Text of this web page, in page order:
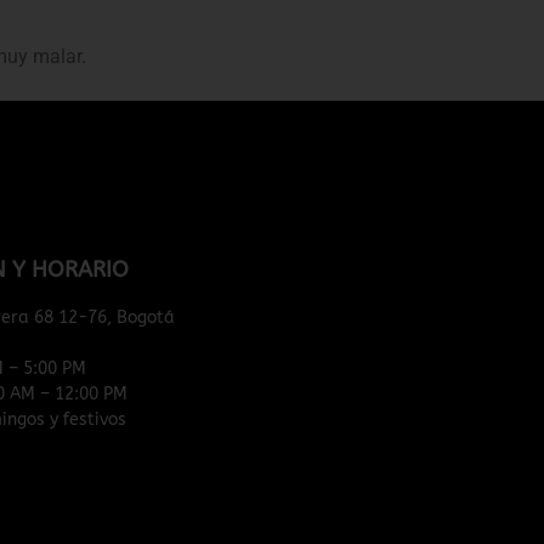
malar.
Y HORARIO
68 12-76, Bogotá
– 5:00 PM
AM – 12:00 PM
y festivos